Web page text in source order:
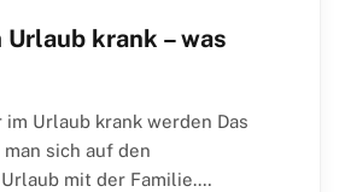
krank – was
im Urlaub krank werden Das
sich auf den
mit der Familie.…